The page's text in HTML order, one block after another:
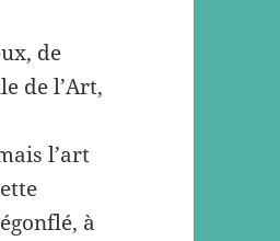
de
de l’Art,
l’art
à